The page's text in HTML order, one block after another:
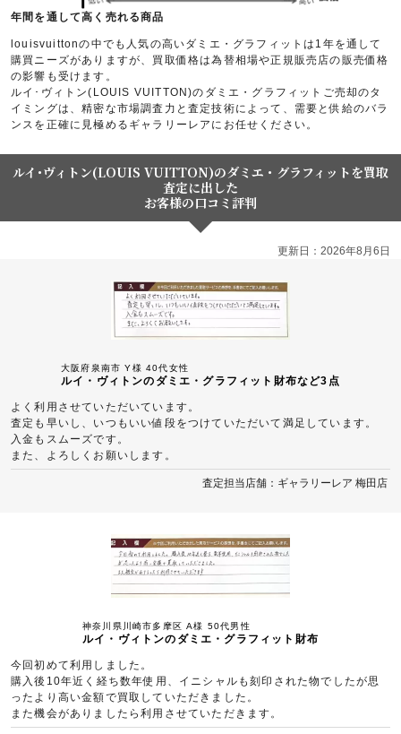
年間を通して高く売れる商品
louisvuittonの中でも人気の高いダミエ・グラフィットは1年を通して
購買ニーズがありますが、買取価格は為替相場や正規販売店の販売価格
の影響も受けます。
ルイ･ヴィトン(LOUIS VUITTON)のダミエ・グラフィットご売却のタ
イミングは、精密な市場調査力と査定技術によって、需要と供給のバラ
ンスを正確に見極めるギャラリーレアにお任せください。
ルイ･ヴィトン(LOUIS VUITTON)のダミエ・グラフィットを買取
査定に出した
お客様の口コミ評判
更新日：2026年8月6日
大阪府泉南市 Y様 40代女性
ルイ・ヴィトンのダミエ・グラフィット財布など3点
よく利用させていただいています。
査定も早いし、いつもいい値段をつけていただいて満足しています。
入金もスムーズです。
また、よろしくお願いします。
査定担当店舗：ギャラリーレア 梅田店
神奈川県川崎市多摩区 A様 50代男性
ルイ・ヴィトンのダミエ・グラフィット財布
今回初めて利用しました。
購入後10年近く経ち数年使用、イニシャルも刻印された物でしたが思
ったより高い金額で買取していただきました。
また機会がありましたら利用させていただきます。